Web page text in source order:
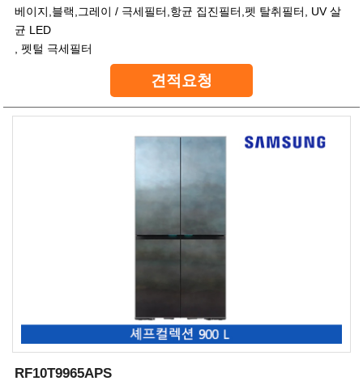
베이지,블랙,그레이 / 극세필터,항균 집진필터,펫 탈취필터, UV 살
균 LED
, 펫털 극세필터
견적요청
RF10T9965APS